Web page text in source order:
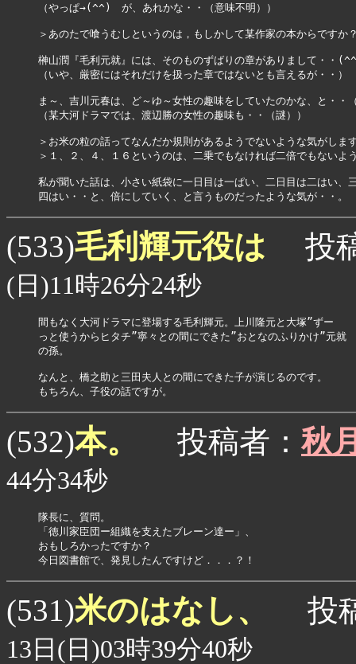
（やっぱ→(^^)　が、あれかな・・（意味不明））
＞あのたで喰うむしというのは，もしかして某作家の本からですか
榊山潤『毛利元就』には、そのものずばりの章がありまして・・
（いや、厳密にはそれだけを扱った章ではないとも言えるが・・）
ま～、吉川元春は、ど～ゆ～女性の趣味をしていたのかな、と・・
（某大河ドラマでは、渡辺勝の女性の趣味も・・（謎））
＞お米の粒の話ってなんだか規則があるようでないような気がしま
＞１、２、４、１６というのは、二乗でもなければ二倍でもないよ
私が聞いた話は、小さい紙袋に一日目は一ぱい、二日目は二はい、
四はい・・と、倍にしていく、と言うものだったような気が・・。
(533)毛利輝元役は 投
(日)11時26分24秒
間もなく大河ドラマに登場する毛利輝元。上川隆元と大塚”ずー
っと使うからヒタチ”寧々との間にできた”おとなのふりかけ”元就
の孫。
なんと、橋之助と三田夫人との間にできた子が演じるのです。
もちろん、子役の話ですが。
(532)本。 投稿者：秋
44分34秒
隊長に、質問。
「徳川家臣団ー組織を支えたブレーン達ー」、
おもしろかったですか？
今日図書館で、発見したんですけど．．．？！
(531)米のはなし、 投
13日(日)03時39分40秒